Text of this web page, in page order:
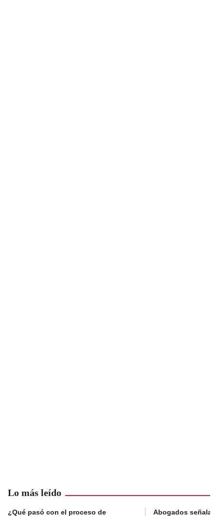
Lo más leído
¿Qué pasó con el proceso de
Abogados